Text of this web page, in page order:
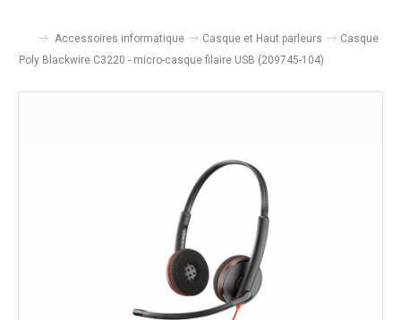
Accessoires informatique Casque et Haut parleurs
Casque
Poly Blackwire C3220 - micro-casque filaire USB (209745-104)